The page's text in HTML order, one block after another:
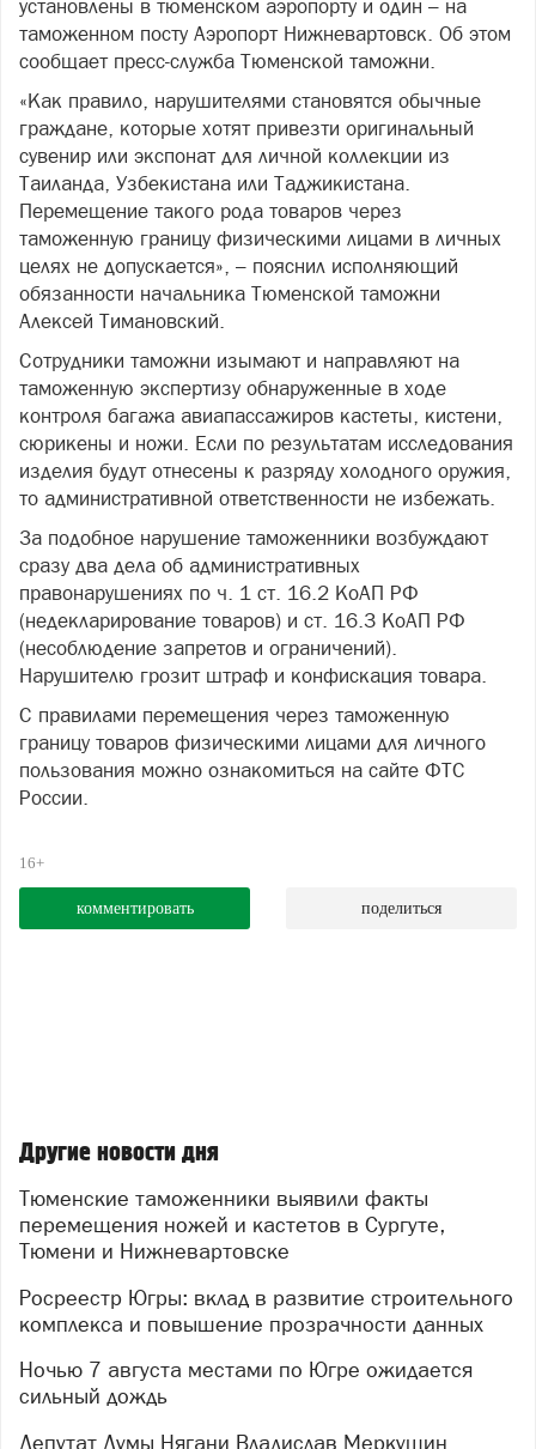
установлены в тюменском аэропорту и один – на
таможенном посту Аэропорт Нижневартовск. Об этом
сообщает пресс-служба Тюменской таможни.
«Как правило, нарушителями становятся обычные
граждане, которые хотят привезти оригинальный
сувенир или экспонат для личной коллекции из
Таиланда, Узбекистана или Таджикистана.
Перемещение такого рода товаров через
таможенную границу физическими лицами в личных
целях не допускается», – пояснил исполняющий
обязанности начальника Тюменской таможни
Алексей Тимановский.
Сотрудники таможни изымают и направляют на
таможенную экспертизу обнаруженные в ходе
контроля багажа авиапассажиров кастеты, кистени,
сюрикены и ножи. Если по результатам исследования
изделия будут отнесены к разряду холодного оружия,
то административной ответственности не избежать.
За подобное нарушение таможенники возбуждают
сразу два дела об административных
правонарушениях по ч. 1 ст. 16.2 КоАП РФ
(недекларирование товаров) и ст. 16.3 КоАП РФ
(несоблюдение запретов и ограничений).
Нарушителю грозит штраф и конфискация товара.
С правилами перемещения через таможенную
границу товаров физическими лицами для личного
пользования можно ознакомиться на сайте ФТС
России.
16+
комментировать поделиться
Другие новости дня
Тюменские таможенники выявили факты
перемещения ножей и кастетов в Сургуте,
Тюмени и Нижневартовске
Росреестр Югры: вклад в развитие строительного
комплекса и повышение прозрачности данных
Ночью 7 августа местами по Югре ожидается
сильный дождь
Депутат Думы Нягани Владислав Меркушин